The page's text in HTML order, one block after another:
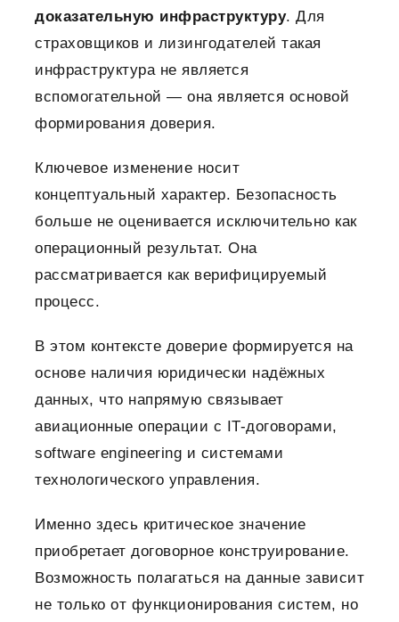
доказательную инфраструктуру. Для
страховщиков и лизингодателей такая
инфраструктура не является
вспомогательной — она является основой
формирования доверия.
Ключевое изменение носит
концептуальный характер. Безопасность
больше не оценивается исключительно как
операционный результат. Она
рассматривается как верифицируемый
процесс.
В этом контексте доверие формируется на
основе наличия юридически надёжных
данных, что напрямую связывает
авиационные операции с IT-договорами,
software engineering и системами
технологического управления.
Именно здесь критическое значение
приобретает договорное конструирование.
Возможность полагаться на данные зависит
не только от функционирования систем, но